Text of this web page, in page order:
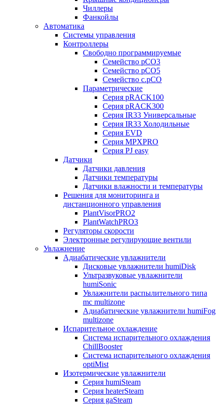
Чиллеры
Фанкойлы
Автоматика
Системы управления
Контроллеры
Свободно программируемые
Семейство pCO3
Семейство pCO5
Семейство c.pCO
Параметрические
Серия pRACK100
Серия pRACK300
Серия IR33 Универсальные
Серия IR33 Холодильные
Серия EVD
Серия MPXPRO
Серия PJ easy
Датчики
Датчики давления
Датчики температуры
Датчики влажности и температуры
Решения для мониторинга и
дистанционного управления
PlantVisorPRO2
PlantWatchPRO3
Регуляторы скорости
Электронные регулирующие вентили
Увлажнение
Адиабатические увлажнители
Дисковые увлажнители humiDisk
Ультразвуковые увлажнители
humiSonic
Увлажнители распылительного типа
mc multizone
Адиабатические увлажнители humiFog
multizone
Испарительное охлаждение
Система испарительного охлаждения
ChillBooster
Система испарительного охлаждения
optiMist
Изотермические увлажнители
Серия humiSteam
Серия heaterSteam
Серия gaSteam